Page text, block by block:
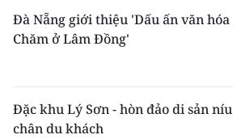
Đà Nẵng giới thiệu 'Dấu ấn văn hóa
Chăm ở Lâm Đồng'
Đặc khu Lý Sơn - hòn đảo di sản níu
chân du khách